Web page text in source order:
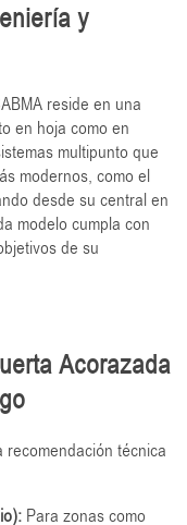
y
reside en una
en hoja como en
multipunto que
modernos, como el
desde su central en
modelo cumpla con
de su
Acorazada
técnica
Para zonas como